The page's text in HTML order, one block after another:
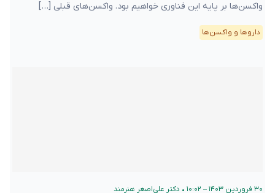
واکسن‌ها بر پایه این فناوری خواهیم بود. واکسن‌های قبلی […]
دارو‌ها و واکسن‌ها
۳۰ فروردین ۱۴۰۳ – ۱۰:۰۲ • دکتر علی‌اصغر هنرمند